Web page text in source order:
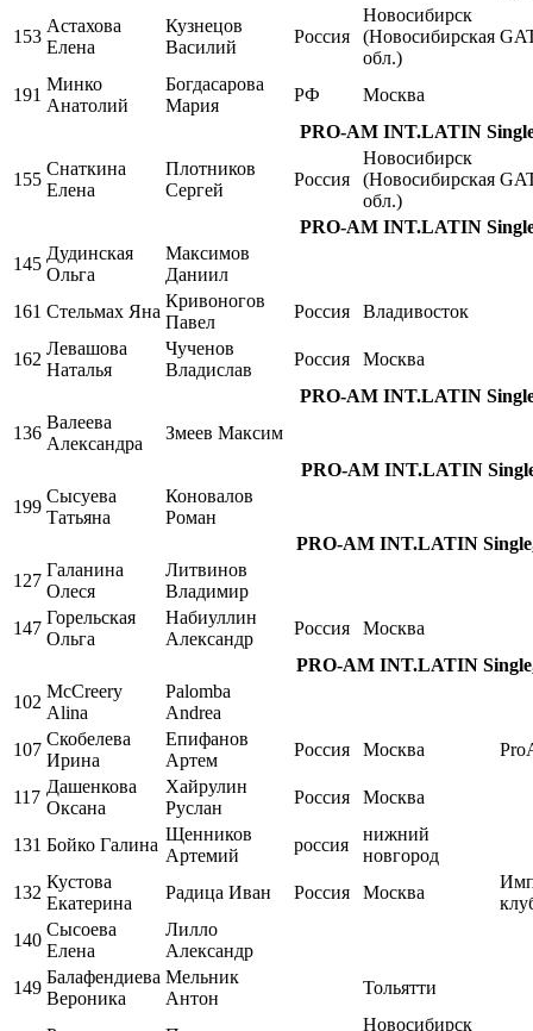
153
Астахова
Елена
Кузнецов
Василий
Россия
Новосибирск
(Новосибирская
обл.)
191
Минко
Анатолий
Богдасарова
Мария
РФ
Москва
PRO-AM INT.LATIN
155
Снаткина
Елена
Плотников
Сергей
Россия
Новосибирск
(Новосибирская
обл.)
PRO-AM INT.LATIN
145
Дудинская
Ольга
Максимов
Даниил
161 Стельмах Яна
Кривоногов
Павел
Россия Владивосток
162
Левашова
Наталья
Чученов
Владислав
Россия
Москва
PRO-AM INT.LATIN
136
Валеева
Александра
Змеев Максим
PRO-AM INT.LATIN
199
Сысуева
Татьяна
Коновалов
Роман
PRO-AM INT.LATIN
127
Галанина
Олеся
Литвинов
Владимир
147
Горельская
Ольга
Набиуллин
Александр
Россия
Москва
PRO-AM INT.LATIN
102
McCreery
Alina
Palomba
Andrea
107
Скобелева
Ирина
Епифанов
Артем
Россия Москва
117
Дашенкова
Оксана
Хайрулин
Руслан
Россия Москва
131 Бойко Галина
Щенников
Артемий
россия
нижний
новгород
132
Кустова
Екатерина
Радица Иван Россия Москва
140
Сысоева
Елена
Лилло
Александр
149
Балафендиева
Вероника
Мельник
Антон
Тольятти
Новосибирск